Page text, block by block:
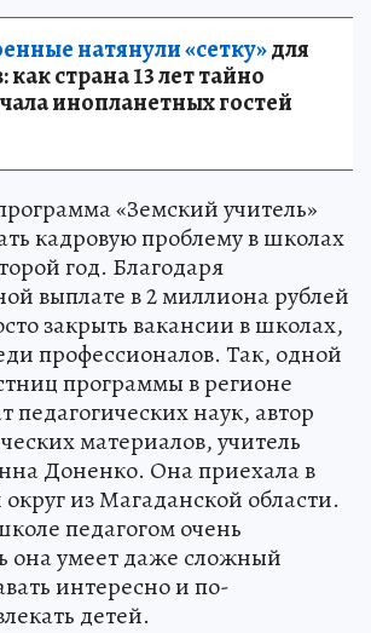
натянули «сетку»для
страна 13 лет тайно
инопланетных гостей
«Земский учитель»
кадровую проблему в школах
год. Благодаря
выплате в 2 миллиона рублей
закрыть вакансии в школах,
профессионалов. Так, одной
программы в регионе
педагогических наук, автор
материалов, учитель
Доненко. Она приехала в
из Магаданской области.
педагогом очень
она умеет даже сложный
интересно и по-
детей.